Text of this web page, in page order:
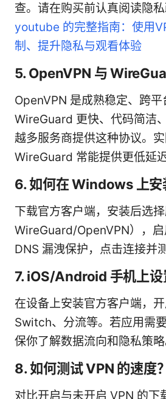
查。请在购买前认真阅读隐私
youtube 的完整指南：使用
制、提升隐私与观看体验
5. OpenVPN 与
OpenVPN 是成熟稳定、跨平
WireGuard 更快、代码简洁
越多服务商提供这种协议。实
WireGuard 常能提供更低延
6. 如何在 Windows 上安
下载官方客户端，安装后选
WireGuard/OpenVPN），
DNS 漏洩保护，点击连接并
7. iOS/Android 手机上设
在设备上安装官方客户端，
Switch、分流等。若应用需
保你了解数据流向和隐私策略
8. 如何测试 VPN 的速度？
对比开启与未开启 VPN 的下